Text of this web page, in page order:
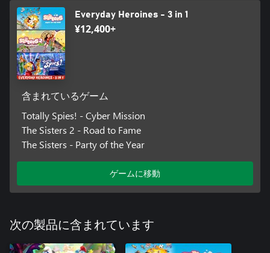
Everyday Heroines - 3 in 1
¥12,400+
含まれているゲーム
Totally Spies! - Cyber Mission
The Sisters 2 - Road to Fame
The Sisters - Party of the Year
ゲームに移動
次の製品に含まれています